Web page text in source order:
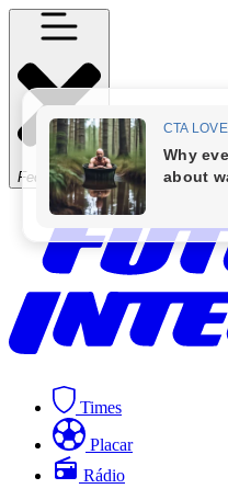
Fechar Menu
Times
Placar
Rádio